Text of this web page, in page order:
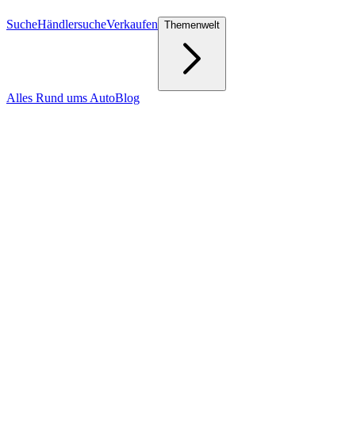
SucheHändlersucheVerkaufen Themenwelt
Alles Rund ums AutoBlog